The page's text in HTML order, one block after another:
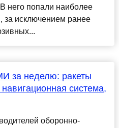
него попали наиболее
за исключением ранее
за неделю: ракеты
система,
оборонно-